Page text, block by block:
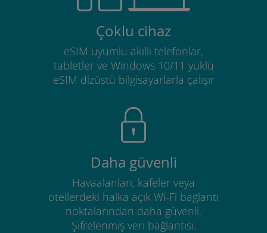
Çoklu cihaz
eSIM uyumlu akıllı telefonlar,
tabletler ve Windows 10/11 yüklü
eSIM dizüstü bilgisayarlarla çalışır
Daha güvenli
Havaalanları, kafeler veya
otellerdeki halka açık Wi-Fi bağlantı
noktalarından daha güvenli.
Şifrelenmiş veri bağlantısı.